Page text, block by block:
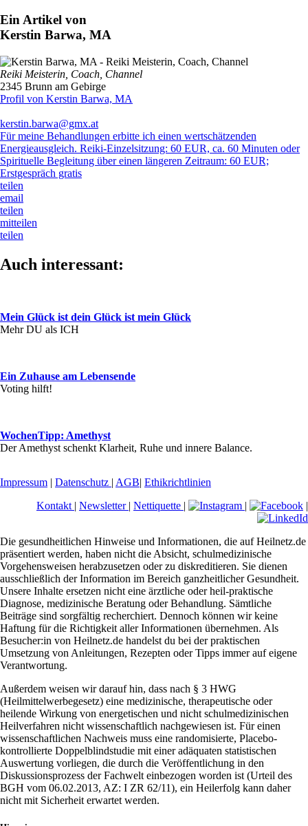
Ein Artikel von
Kerstin Barwa, MA
Reiki Meisterin, Coach, Channel
2345 Brunn am Gebirge
Profil von Kerstin Barwa, MA
kerstin.barwa@gmx.at
Für meine Behandlungen erbitte ich einen wertschätzenden
Energieausgleich. Reiki-Einzelsitzung: 60 EUR, ca. 60 Minuten oder
Spirituelle Begleitung über einen längeren Zeitraum: 60 EUR;
Erstgespräch gratis
teilen
email
teilen
mitteilen
teilen
Auch interessant:
Mein Glück ist dein Glück ist mein Glück
Mehr DU als ICH
Ein Zuhause am Lebensende
Voting hilft!
WochenTipp: Amethyst
Der Amethyst schenkt Klarheit, Ruhe und innere Balance.
Impressum | Datenschutz | AGB| Ethikrichtlinien
Kontakt | Newsletter | Nettiquette | | |
Die gesundheitlichen Hinweise und Informationen, die auf Heilnetz.de
präsentiert werden, haben nicht die Absicht, schulmedizinische
Vorgehensweisen herabzusetzen oder zu diskreditieren. Sie dienen
ausschließlich der Information im Bereich ganzheitlicher Gesundheit.
Unsere Inhalte ersetzen nicht eine ärztliche oder heil-praktische
Diagnose, medizinische Beratung oder Behandlung. Sämtliche
Beiträge sind sorgfältig recherchiert. Dennoch können wir keine
Haftung für die Richtigkeit aller Informationen übernehmen. Als
Besucher:in von Heilnetz.de handelst du bei der praktischen
Umsetzung von Anleitungen, Rezepten oder Tipps immer auf eigene
Verantwortung.
Außerdem weisen wir darauf hin, dass nach § 3 HWG
(Heilmittelwerbegesetz) eine medizinische, therapeutische oder
heilende Wirkung von energetischen und nicht schulmedizinischen
Heilverfahren nicht wissenschaftlich nachgewiesen ist. Für einen
wissenschaftlichen Nachweis muss eine randomisierte, Placebo-
kontrollierte Doppelblindstudie mit einer adäquaten statistischen
Auswertung vorliegen, die durch die Veröffentlichung in den
Diskussionsprozess der Fachwelt einbezogen worden ist (Urteil des
BGH vom 06.02.2013, AZ: I ZR 62/11), ein Heilerfolg kann daher
nicht mit Sicherheit erwartet werden.